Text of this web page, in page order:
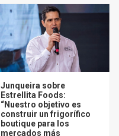
Junqueira sobre
Estrellita Foods:
“Nuestro objetivo es
construir un frigorífico
boutique para los
mercados más